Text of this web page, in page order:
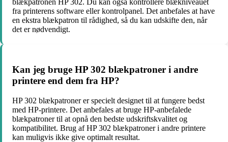
blækpatronen HP 302. Du kan også kontrollere blækniveauet
fra printerens software eller kontrolpanel. Det anbefales at have
en ekstra blækpatron til rådighed, så du kan udskifte den, når
det er nødvendigt.
Kan jeg bruge HP 302 blækpatroner i andre
printere end dem fra HP?
HP 302 blækpatroner er specielt designet til at fungere bedst
med HP-printere. Det anbefales at bruge HP-anbefalede
blækpatroner til at opnå den bedste udskriftskvalitet og
kompatibilitet. Brug af HP 302 blækpatroner i andre printere
kan muligvis ikke give optimalt resultat.